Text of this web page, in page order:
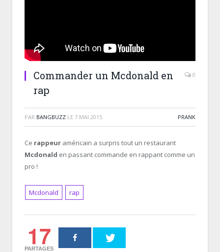
Commander un Mcdonald en
rap
0
PAR BANGBUZZ LE 7 MAI 2015 PRANK
Ce rappeur américain a surpris tout un restaurant
Mcdonald en passant commande en rappant comme un
pro !
Mcdonald rap
17
PARTAGES